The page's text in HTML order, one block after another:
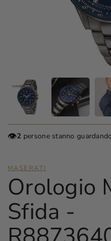
👁️2 persone stanno
MASERATI
Orologio
Sfida -